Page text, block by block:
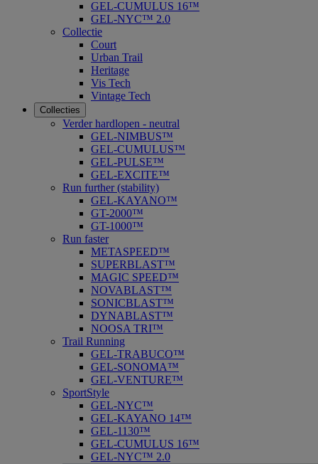
GEL-CUMULUS 16™
GEL-NYC™ 2.0
Collectie
Court
Urban Trail
Heritage
Vis Tech
Vintage Tech
Collecties
Verder hardlopen - neutral
GEL-NIMBUS™
GEL-CUMULUS™
GEL-PULSE™
GEL-EXCITE™
Run further (stability)
GEL-KAYANO™
GT-2000™
GT-1000™
Run faster
METASPEED™
SUPERBLAST™
MAGIC SPEED™
NOVABLAST™
SONICBLAST™
DYNABLAST™
NOOSA TRI™
Trail Running
GEL-TRABUCO™
GEL-SONOMA™
GEL-VENTURE™
SportStyle
GEL-NYC™
GEL-KAYANO 14™
GEL-1130™
GEL-CUMULUS 16™
GEL-NYC™ 2.0